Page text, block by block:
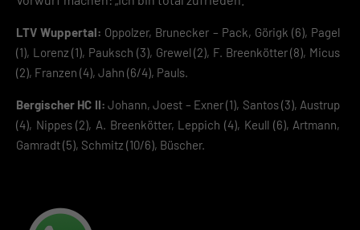
LTV Wuppertal: Oppolzer, Brunecker – Pack, Görigk (6), Pagel
(1), Lorenz (1), Pauksch (3), Grewel (2), F. Breenkötter (8), Micus
(2), Franzen (4), Jahn (6/4), Pauls.
Bergischer HC II: Johann, Joest – Exner (1), Santos (3), Austrup
(4), Nippes (2), A. Breenkötter, Leppich (4), Keull (6), Artmann,
Gamradt (5), Schmitz (10/6), Büscher.